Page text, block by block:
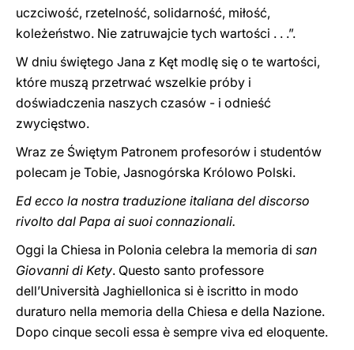
uczciwość, rzetelność, solidarność, miłość,
koleżeństwo. Nie zatruwajcie tych wartości . . .”.
W dniu świętego Jana z Kęt modlę się o te wartości,
które muszą przetrwać wszelkie próby i
doświadczenia naszych czasów - i odnieść
zwycięstwo.
Wraz ze Świętym Patronem profesorów i studentów
polecam je Tobie, Jasnogórska Królowo Polski.
Ed ecco la nostra traduzione italiana del discorso
rivolto dal Papa ai suoi connazionali.
Oggi la Chiesa in Polonia celebra la memoria di san
Giovanni di Kety. Questo santo professore
dell’Università Jaghiellonica si è iscritto in modo
duraturo nella memoria della Chiesa e della Nazione.
Dopo cinque secoli essa è sempre viva ed eloquente.